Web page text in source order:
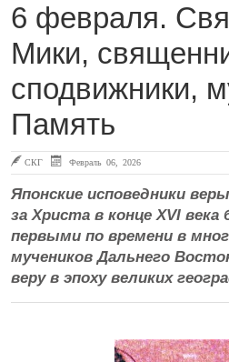
6 февраля.
Мики,
сподвижники,
Память
СКГ Февраль 06, 2026
Японские исповедники
за Христа в конце XVI века
первыми по времени в
мучеников Дальнего
веру в эпоху великих